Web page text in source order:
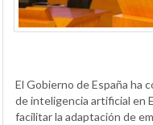
El Gobierno de España ha
de inteligencia artificial en
facilitar la adaptación de